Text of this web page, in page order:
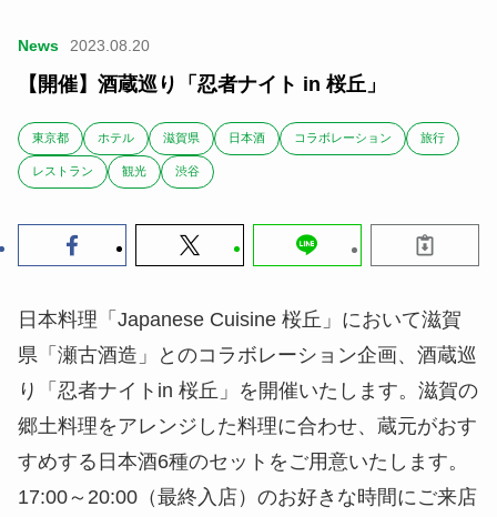
News 2023.08.20
【開催】酒蔵巡り「忍者ナイト in 桜丘」
東京都 ホテル 滋賀県 日本酒 コラボレーション 旅行
レストラン 観光 渋谷
日本料理「Japanese Cuisine 桜丘」において滋賀
県「瀬古酒造」とのコラボレーション企画、酒蔵巡
り「忍者ナイトin 桜丘」を開催いたします。滋賀の
郷土料理をアレンジした料理に合わせ、蔵元がおす
すめする日本酒6種のセットをご用意いたします。
17:00～20:00（最終入店）のお好きな時間にご来店